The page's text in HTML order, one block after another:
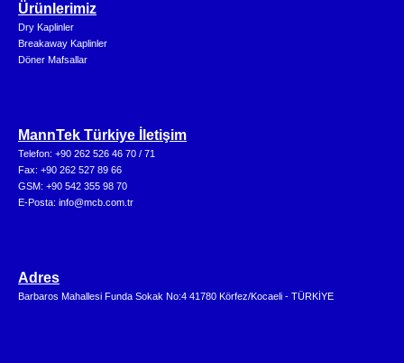
Ürünlerimiz
Dry Kaplinler
Breakaway Kaplinler
Döner Mafsallar
MannTek Türkiye İletişim
Telefon: +90 262 526 46 70 / 71
Fax: +90 262 527 89 66
GSM: +90 542 355 98 70
E-Posta: info@mcb.com.tr
Adres
Barbaros Mahallesi Funda Sokak No:4 41780 Körfez/Kocaeli - TÜRKİYE